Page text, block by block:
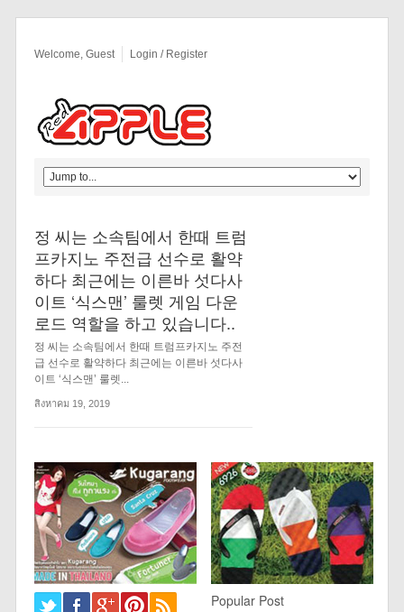
Welcome, Guest Login / Register
정 씨는 소속팀에서 한때 트럼
프카지노 주전급 선수로 활약
하다 최근에는 이른바 섯다사
이트 ‘식스맨’ 룰렛 게임 다운
로드 역할을 하고 있습니다..
정 씨는 소속팀에서 한때 트럼프카지노 주전
급 선수로 활약하다 최근에는 이른바 섯다사
이트 ‘식스맨’ 룰렛...
สิงหาคม 19, 2019
Popular Post